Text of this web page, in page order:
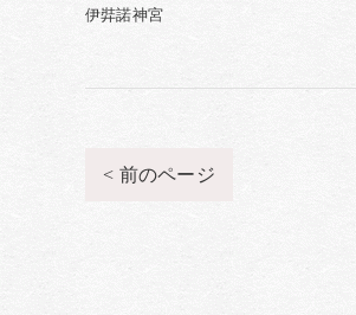
伊弉諾神宮
< 前のページ